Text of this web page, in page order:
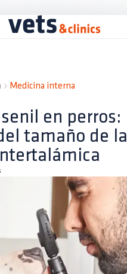
Medicina interna
en perros:
tamaño de la